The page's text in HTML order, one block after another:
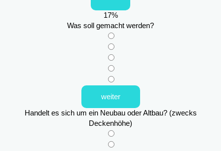
17%
Was soll gemacht werden?
weiter
Handelt es sich um ein Neubau oder Altbau? (zwecks
Deckenhöhe)